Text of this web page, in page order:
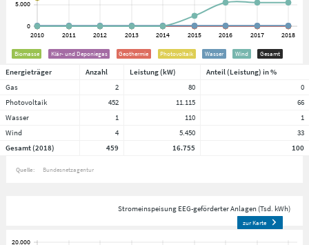
Biomasse Klär- und Deponiegas Geothermie Photovoltaik Wasser Wind Gesamt
Energieträger Anzahl Leistung (kW)
Anteil (Leistung) in %
Gas
2 80
0
Photovoltaik
452 11.115
66
Wasser
1 110
1
Wind
4 5.450
33
Gesamt (2018)
459 16.755 100
Quelle: Bundesnetzagentur
Stromeinspeisung EEG-geförderter Anlagen (Tsd. kWh)
zur Karte